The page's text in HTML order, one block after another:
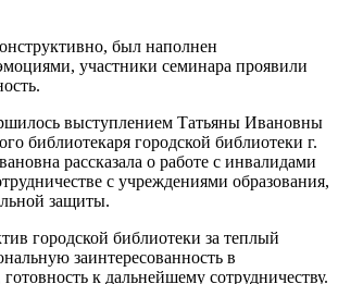
был наполнен
участники семинара проявили
выступлением Татьяны Ивановны
библиотекаря городской библиотеки г.
рассказала о работе с инвалидами
с учреждениями образования,
защиты.
городской библиотеки за теплый
заинтересованность в
к дальнейшему сотрудничеству.